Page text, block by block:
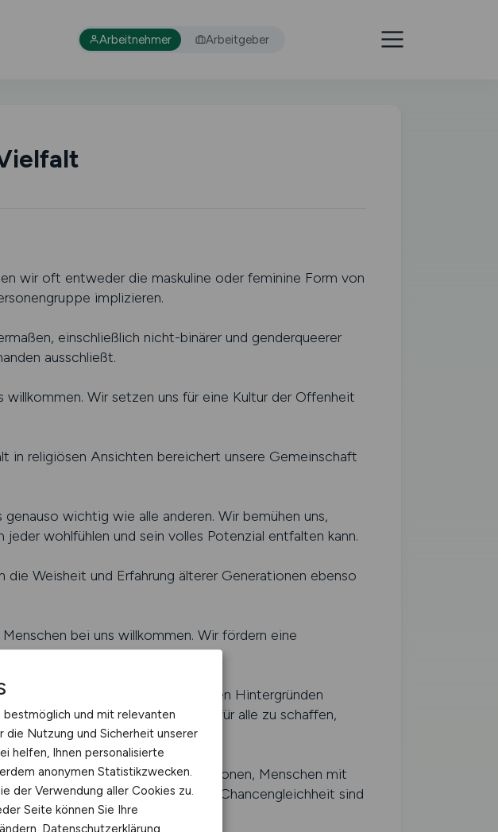
Arbeitnehmer Arbeitgeber
wir oft entweder die maskuline oder feminine Form von
implizieren.
einschließlich nicht-binärer und genderqueerer
ausschließt.
willkommen. Wir setzen uns für eine Kultur der Offenheit
in religiösen Ansichten bereichert unsere Gemeinschaft
wichtig wie alle anderen. Wir bemühen uns,
jeder wohlfühlen und sein volles Potenzial entfalten kann.
Weisheit und Erfahrung älterer Generationen ebenso
bei uns willkommen. Wir fördern eine
oder Vorurteile.
verschiedenen sozioökonomischen Hintergründen
danach, Chancengleichheit für alle zu schaffen,
Herkunftsländer, Religionen, Menschen mit
Hintergründe. Vielfalt und Chancengleichheit sind
bestmöglich und mit relevanten
die Nutzung und Sicherheit unserer
helfen, Ihnen personalisierte
anonymen Statistikzwecken.
der Verwendung aller Cookies zu.
Seite können Sie Ihre
Datenschutzerklärung